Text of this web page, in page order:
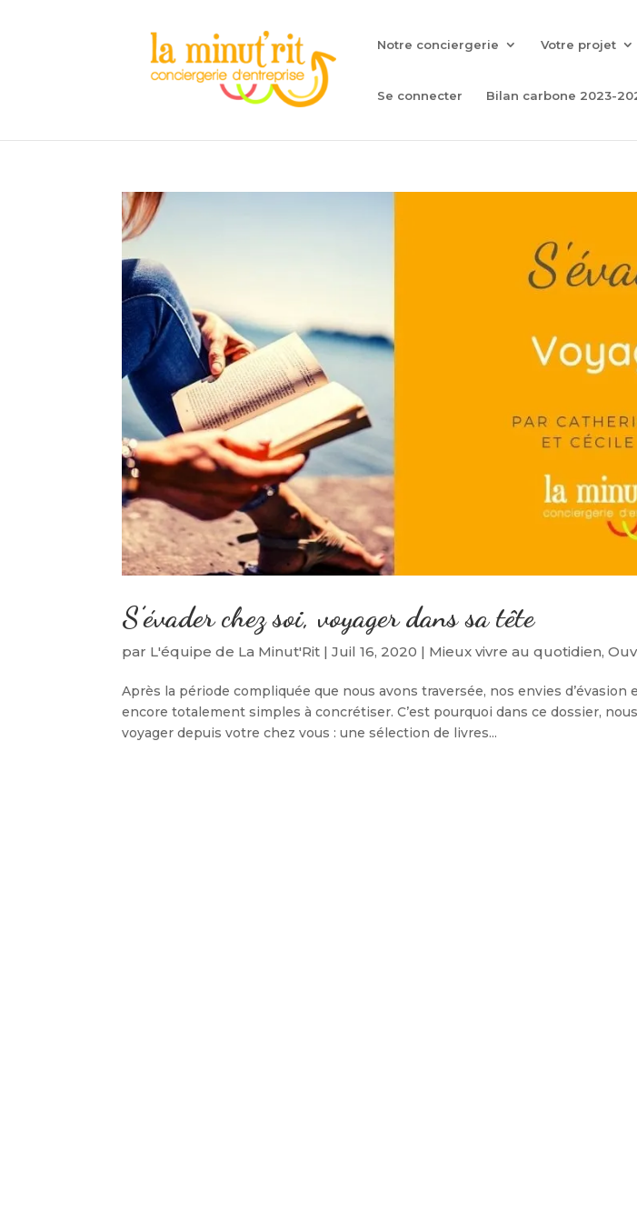
Notre conciergerie Votre projet
Se connecter Bilan carbone 2023-
S’évader chez soi, voyager dans sa tête
par L'équipe de La Minut'Rit |Juil 16, 2020 | Mieux vivre au quotidien,
Après la période compliquée que nous avons traversée, nos envies
encore totalement simples à concrétiser. C’est pourquoi dans ce dossier,
voyager depuis votre chez vous : une sélection de livres...